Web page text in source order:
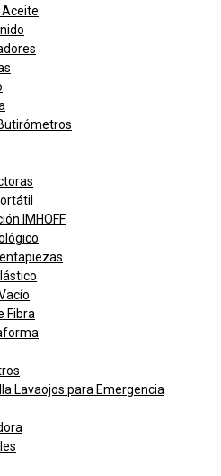
Aceite
IMHOFF
Fibra
Lavaojos para Emergencia